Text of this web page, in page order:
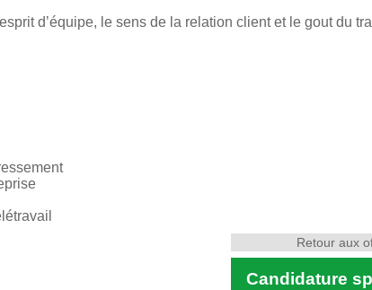
d’équipe, le sens de la relation client et le gout du
Candidature
Retour aux